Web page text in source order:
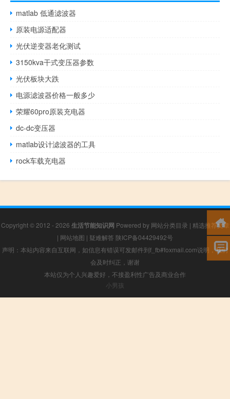
matlab 低通滤波器
原装电源适配器
光伏逆变器老化测试
3150kva干式变压器参数
光伏板块大跌
电源滤波器价格一般多少
荣耀60pro原装充电器
dc-dc变压器
matlab设计滤波器的工具
rock车载充电器
Copyright © 2012 - 2026 生活节能知识网 Powered by 网站分类目录 | 精选推荐文章
| 网站地图 | 疑难解答 陕ICP备04429492号
声明：本站内容来自互联网，如信息有错误可发邮件到f_fb#foxmail.com说明，我们
会及时纠正，谢谢
本站仅为个人兴趣爱好，不接盈利性广告及商业合作
小男孩